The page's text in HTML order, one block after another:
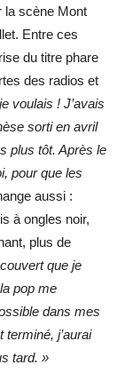
la scène Mont
Entre ces
du titre phare
des radios et
voulais ! J’avais
sorti en avril
plus tôt. Après le
pour que les
aussi :
à ongles noir,
plus de
que je
pop me
dans mes
j’aurai
tard. »